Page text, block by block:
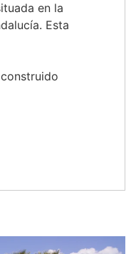
en la
Esta
construido